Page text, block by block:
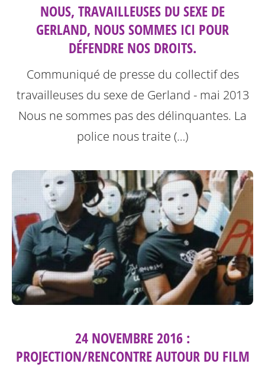
NOUS, TRAVAILLEUSES DU SEXE DE
GERLAND, NOUS SOMMES ICI POUR
DÉFENDRE NOS DROITS.
Communiqué de presse du collectif des
travailleuses du sexe de Gerland - mai 2013
Nous ne sommes pas des délinquantes. La
police nous traite (…)
24 NOVEMBRE 2016 :
PROJECTION/RENCONTRE AUTOUR DU FILM